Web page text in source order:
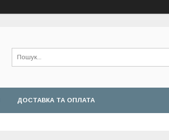
ДОСТАВКА ТА ОПЛАТА